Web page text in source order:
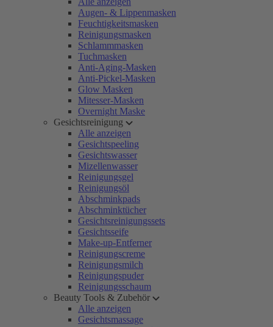
Augen- & Lippenmasken
Feuchtigkeitsmasken
Reinigungsmasken
Schlammmasken
Tuchmasken
Anti-Aging-Masken
Anti-Pickel-Masken
Glow Masken
Mitesser-Masken
Overnight Maske
Gesichtsreinigung
Alle anzeigen
Gesichtspeeling
Gesichtswasser
Mizellenwasser
Reinigungsgel
Reinigungsöl
Abschminkpads
Abschminktücher
Gesichtsreinigungssets
Gesichtsseife
Make-up-Entferner
Reinigungscreme
Reinigungsmilch
Reinigungspuder
Reinigungsschaum
Beauty Tools & Zubehör
Alle anzeigen
Gesichtsmassage